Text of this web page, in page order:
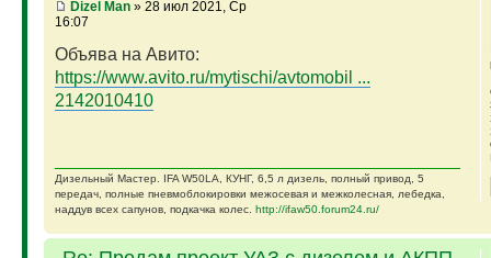
Dizel Man» 28 июл 2021, Ср
16:07
Объява на Авито:
https://www.avito.ru/mytischi/avtomobil ...
2142010410
Дизельный Мастер. IFA W50LA, КУНГ, 6,5 л дизель, полный привод, 5
передач, полные пневмоблокировки межосевая и межколесная, лебедка,
наддув всех сапунов, подкачка колес. http://ifaw50.forum24.ru/